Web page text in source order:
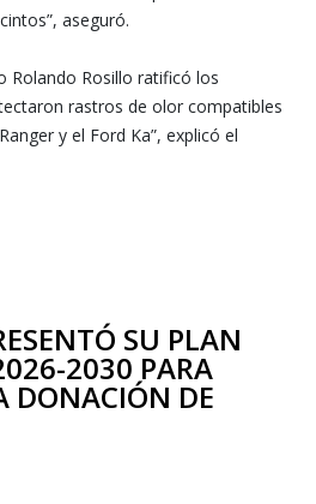
Rolando Rosillo ratificó los
rastros de olor compatibles
y el Ford Ka”, explicó el
SU PLAN
2030 PARA
DONACIÓN DE